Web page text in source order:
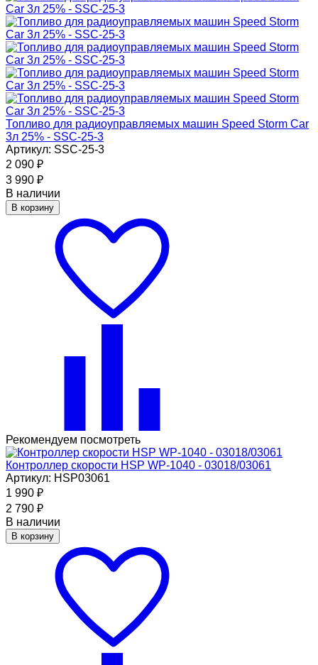
Топливо для радиоуправляемых машин Speed Storm Car
3л 25% - SSC-25-3
Артикул: SSC-25-3
2 090 ₽
3 990 ₽
В наличии
В корзину
Рекомендуем посмотреть
Контроллер скорости HSP WP-1040 - 03018/03061
Артикул: HSP03061
1 990 ₽
2 790 ₽
В наличии
В корзину